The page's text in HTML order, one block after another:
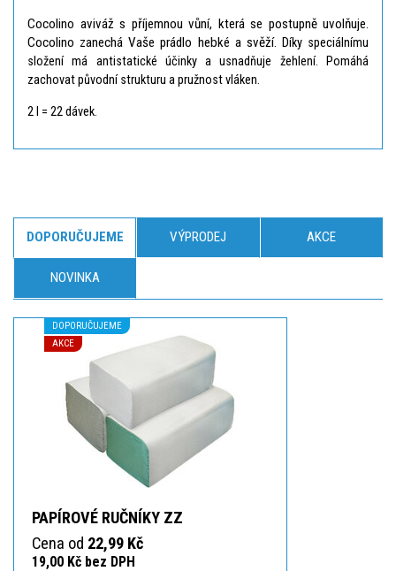
Cocolino aviváž s příjemnou vůní, která se postupně uvolňuje.
Cocolino zanechá Vaše prádlo hebké a svěží. Díky speciálnímu
složení má antistatické účinky a usnadňuje žehlení. Pomáhá
zachovat původní strukturu a pružnost vláken.
2 l = 22 dávek.
DOPORUČUJEME VÝPRODEJ AKCE
NOVINKA
DOPORUČUJEME
AKCE
PAPÍROVÉ RUČNÍKY ZZ
Cena od 22,99 Kč
19,00 Kč bez DPH